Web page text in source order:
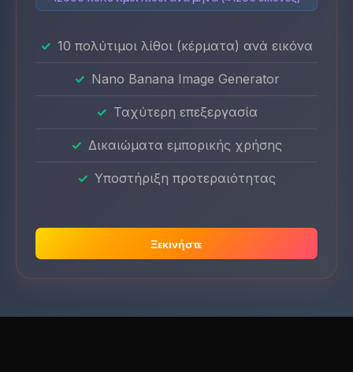
10 πολύτιμοι λίθοι (κέρματα) ανά εικόνα
Nano Banana Image Generator
Ταχύτερη επεξεργασία
Δικαιώματα εμπορικής χρήσης
Υποστήριξη προτεραιότητας
Ξεκινήστε